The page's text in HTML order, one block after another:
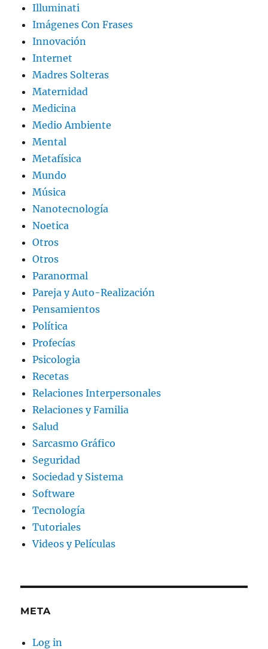
Illuminati
Imágenes Con Frases
Innovación
Internet
Madres Solteras
Maternidad
Medicina
Medio Ambiente
Mental
Metafísica
Mundo
Música
Nanotecnología
Noetica
Otros
Otros
Paranormal
Pareja y Auto-Realización
Pensamientos
Política
Profecías
Psicologia
Recetas
Relaciones Interpersonales
Relaciones y Familia
Salud
Sarcasmo Gráfico
Seguridad
Sociedad y Sistema
Software
Tecnología
Tutoriales
Videos y Películas
META
Log in